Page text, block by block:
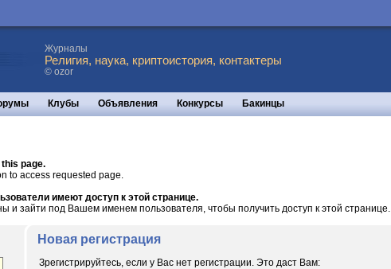
Журналы
Религия, наука, криптоистория, контактеры
© ozor
Клубы Объявления Конкурсы Бакинцы
page.
to access requested page.
имеют доступ к этой странице.
и зайти под Вашем именем пользователя, чтобы получить доступ к этой странице.
Новая регистрация
Зрегистрируйтесь, если у Вас нет регистрации. Это даст Вам: